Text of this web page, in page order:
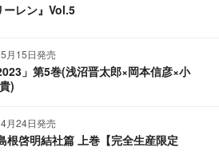
ーレン』Vol.5
月15日発売
」第5巻(浅沼晋太郎×岡本信彦×小
)
月24日発売
根啓明結社篇 上巻【完全生産限定